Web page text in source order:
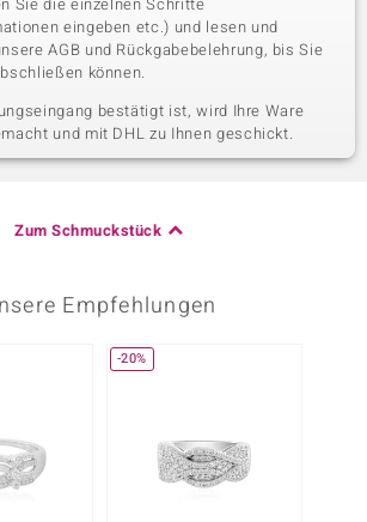
eingeben etc.) und lesen und
AGB und Rückgabebelehrung, bis Sie
können.
bestätigt ist, wird Ihre Ware
und mit DHL zu Ihnen geschickt.
Zum Schmuckstück
Empfehlungen
-20%